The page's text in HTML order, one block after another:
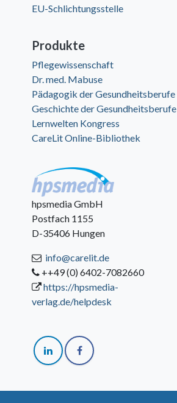
EU-Schlichtungsstelle
Produkte
Pflegewissenschaft
Dr. med. Mabuse
Pädagogik der Gesundheitsberufe
Geschichte der Gesundheitsberufe
Lernwelten Kongress
CareLit Online-Bibliothek
hpsmedia GmbH
Postfach 1155
D-35406 Hungen
info@carelit.de
++49 (0) 6402-7082660
https://hpsmedia-
verlag.de/helpdesk